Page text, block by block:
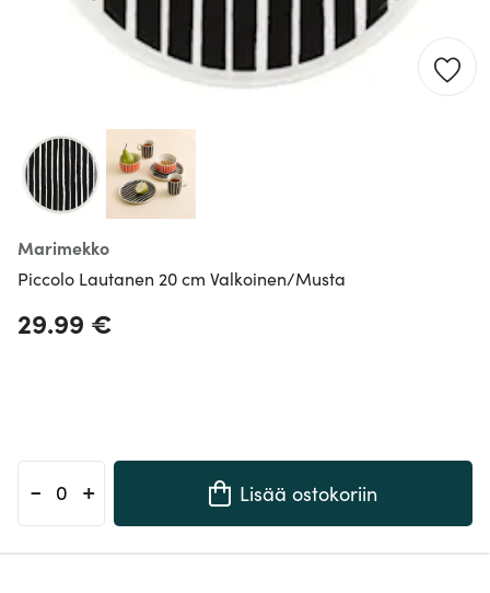
Marimekko
Piccolo Lautanen 20 cm Valkoinen/Musta
29.99 €
- + Lisää ostokoriin